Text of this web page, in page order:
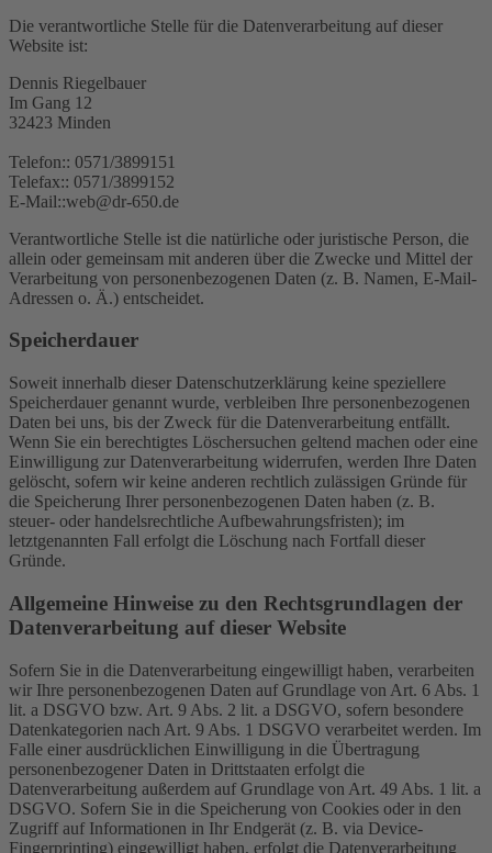
Die verantwortliche Stelle für die Datenverarbeitung auf dieser
Website ist:
Dennis Riegelbauer
Im Gang 12
32423 Minden
Telefon:: 0571/3899151
Telefax:: 0571/3899152
E-Mail::web@dr-650.de
Verantwortliche Stelle ist die natürliche oder juristische Person, die
allein oder gemeinsam mit anderen über die Zwecke und Mittel der
Verarbeitung von personenbezogenen Daten (z. B. Namen, E-Mail-
Adressen o. Ä.) entscheidet.
Speicherdauer
Soweit innerhalb dieser Datenschutzerklärung keine speziellere
Speicherdauer genannt wurde, verbleiben Ihre personenbezogenen
Daten bei uns, bis der Zweck für die Datenverarbeitung entfällt.
Wenn Sie ein berechtigtes Löschersuchen geltend machen oder eine
Einwilligung zur Datenverarbeitung widerrufen, werden Ihre Daten
gelöscht, sofern wir keine anderen rechtlich zulässigen Gründe für
die Speicherung Ihrer personenbezogenen Daten haben (z. B.
steuer- oder handelsrechtliche Aufbewahrungsfristen); im
letztgenannten Fall erfolgt die Löschung nach Fortfall dieser
Gründe.
Allgemeine Hinweise zu den Rechtsgrundlagen der
Datenverarbeitung auf dieser Website
Sofern Sie in die Datenverarbeitung eingewilligt haben, verarbeiten
wir Ihre personenbezogenen Daten auf Grundlage von Art. 6 Abs. 1
lit. a DSGVO bzw. Art. 9 Abs. 2 lit. a DSGVO, sofern besondere
Datenkategorien nach Art. 9 Abs. 1 DSGVO verarbeitet werden. Im
Falle einer ausdrücklichen Einwilligung in die Übertragung
personenbezogener Daten in Drittstaaten erfolgt die
Datenverarbeitung außerdem auf Grundlage von Art. 49 Abs. 1 lit. a
DSGVO. Sofern Sie in die Speicherung von Cookies oder in den
Zugriff auf Informationen in Ihr Endgerät (z. B. via Device-
Fingerprinting) eingewilligt haben, erfolgt die Datenverarbeitung